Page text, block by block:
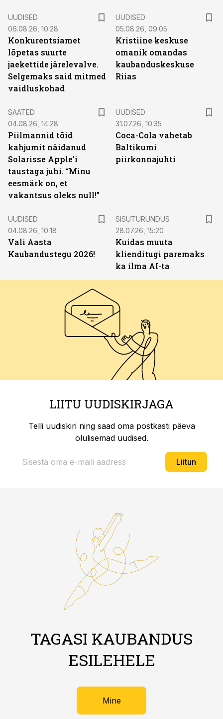
UUDISED
06.08.26, 10:28
Konkurentsiamet
lõpetas suurte
jaekettide järelevalve.
Selgemaks said mitmed
vaidluskohad
UUDISED
05.08.26, 09:05
Kristiine keskuse
omanik omandas
kaubanduskeskuse
Riias
SAATED
04.08.26, 14:28
Piilmannid tõid
kahjumit näidanud
Solarisse Apple’i
taustaga juhi. “Minu
eesmärk on, et
vakantsus oleks null!”
UUDISED
31.07.26, 10:35
Coca-Cola vahetab
Baltikumi
piirkonnajuhti
UUDISED
04.08.26, 10:18
Vali Aasta
Kaubandustegu 2026!
SISUTURUNDUS
28.07.26, 15:20
Kuidas muuta
klienditugi paremaks
ka ilma AI-ta
LIITU UUDISKIRJAGA
Telli uudiskiri ning saad oma postkasti päeva
olulisemad uudised.
Liitun
TAGASI KAUBANDUS
ESILEHELE
Mine